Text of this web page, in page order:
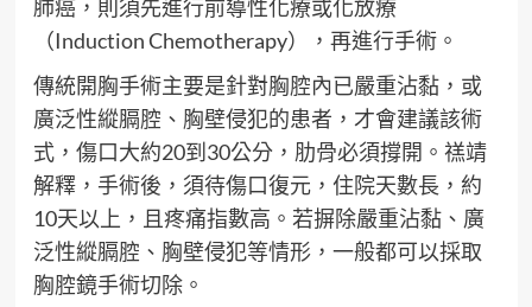
肺癌，則須先進行前導性化療或化放療
（Induction Chemotherapy），再進行手術。
傳統開胸手術主要是針對胸腔內已嚴重沾黏，或
廣泛性縱膈腔、胸壁侵犯的患者，才會建議該術
式，傷口大約20到30公分，肋骨必須撐開。禚靖
解釋，手術後，須待傷口復元，住院天數長，約
10天以上，且疼痛指數高。若摒除嚴重沾黏、廣
泛性縱膈腔、胸壁侵犯等情形，一般都可以採取
胸腔鏡手術切除。